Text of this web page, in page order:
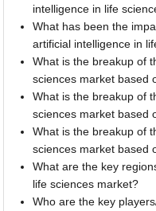
intelligence in life
What has been the
artificial intelligence in
What is the breakup of
sciences market based
What is the breakup of
sciences market based
What is the breakup of
sciences market based
What are the key
life sciences market?
Who are the key